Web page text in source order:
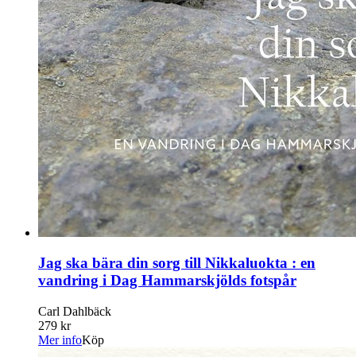
Jag ska bära din sorg till Nikkaluokta : en
vandring i Dag Hammarskjölds fotspår
Carl Dahlbäck
279 kr
Mer infoKöp